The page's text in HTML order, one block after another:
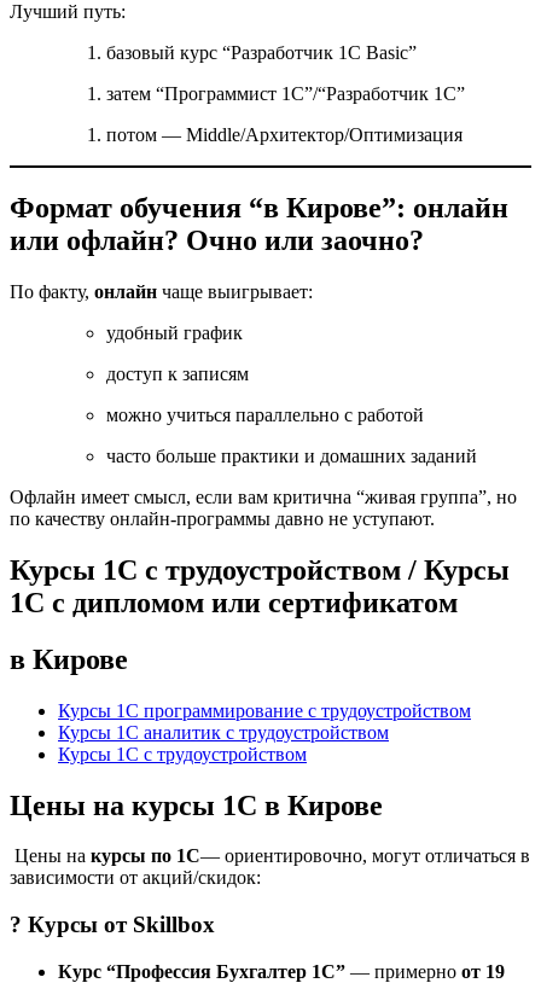
Лучший путь:
базовый курс “Разработчик 1С Basic”
затем “Программист 1С”/“Разработчик 1С”
потом — Middle/Архитектор/Оптимизация
Формат обучения “в Кирове”: онлайн
или офлайн? Очно или заочно?
По факту, онлайн чаще выигрывает:
удобный график
доступ к записям
можно учиться параллельно с работой
часто больше практики и домашних заданий
Офлайн имеет смысл, если вам критична “живая группа”, но
по качеству онлайн-программы давно не уступают.
Курсы 1С с трудоустройством / Курсы
1С с дипломом или сертификатом
в Кирове
Курсы 1С программирование с трудоустройством
Курсы 1С аналитик с трудоустройством
Курсы 1С с трудоустройством
Цены на курсы 1С в Кирове
Цены на курсы по 1С— ориентировочно, могут отличаться в
зависимости от акций/скидок:
? Курсы от Skillbox
Курс “Профессия Бухгалтер 1С” — примерно от 19